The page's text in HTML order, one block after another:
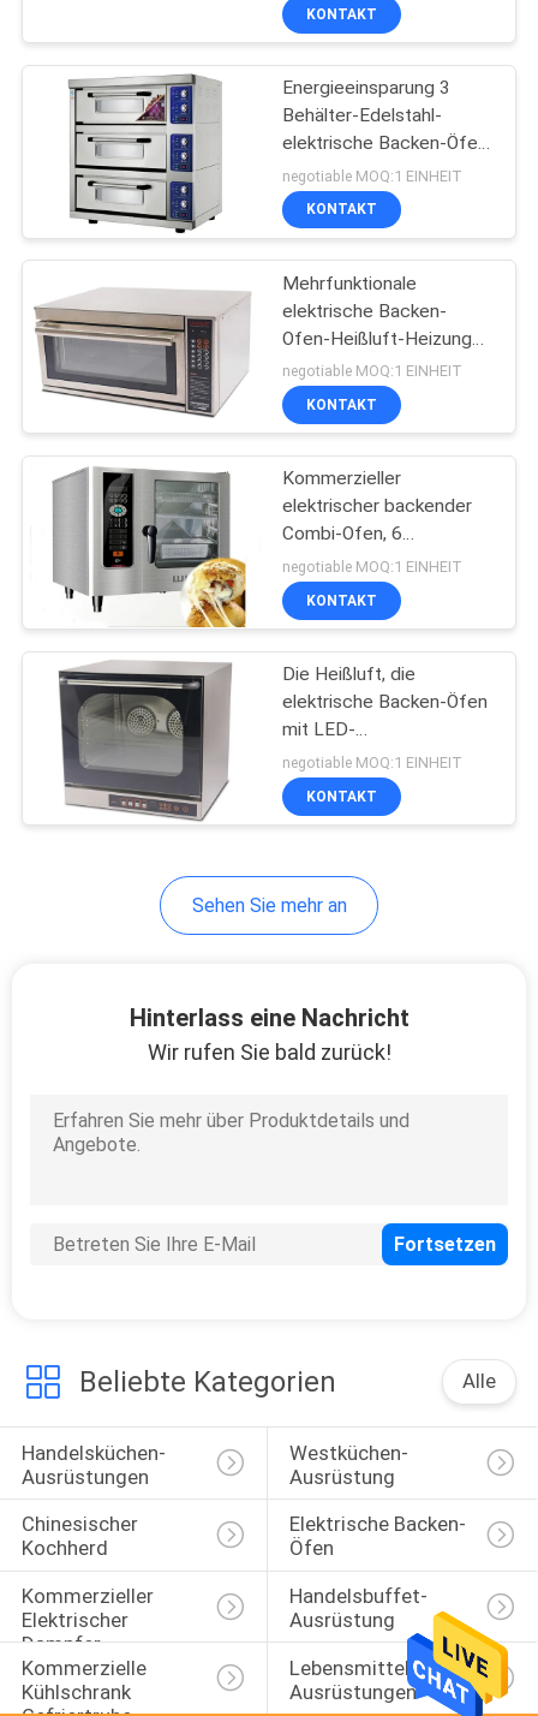
Kommerzielle
Kühlschrank
Gefriertruhe
114
Ausrüstungen
Edelstahl-
Verpflegungs-
Ausrüstung
Speisewärmer-
Snackbar-
Ausrüstung
60
inneren Beleuchtungen
KONTAKT
Energieeinsparung 3
Behälter-Edelstahl-
elektrische Backen-Öfen
lamellierte - schreiben
Sie, Temperaturspanne
20 | 300°C
negotiable MOQ:1 EINHEIT
KONTAKT
Mehrfunktionale
elektrische Backen-
Ofen-Heißluft-Heizungs-
Konvektion, welche die
automatische
Befeuchtung brät
negotiable MOQ:1 EINHEIT
KONTAKT
Kommerzieller
elektrischer backender
Combi-Ofen, 6
Größengleich (Wannen
1/1) GN Gastronorm
negotiable MOQ:1 EINHEIT
KONTAKT
Die Heißluft, die
elektrische Backen-Öfen
mit LED-
Temperatur/erhitzen, die
Digital-Konvektions-
Ofen-hohe Feuchtigkeit
negotiable MOQ:1 EINHEIT
KONTAKT
Sehen Sie mehr an
Hinterlass eine Nachricht
Wir rufen Sie bald zurück!
Beliebte Kategorien Alle
Handelsküchen-
Ausrüstungen
Westküchen-
Ausrüstung
Chinesischer
Kochherd
Elektrische Backen-
Öfen
Kommerzieller
Elektrischer
Dampfer
Handelsbuffet-
Ausrüstung
Kommerzielle
Kühlschrank
Ausrüstungen